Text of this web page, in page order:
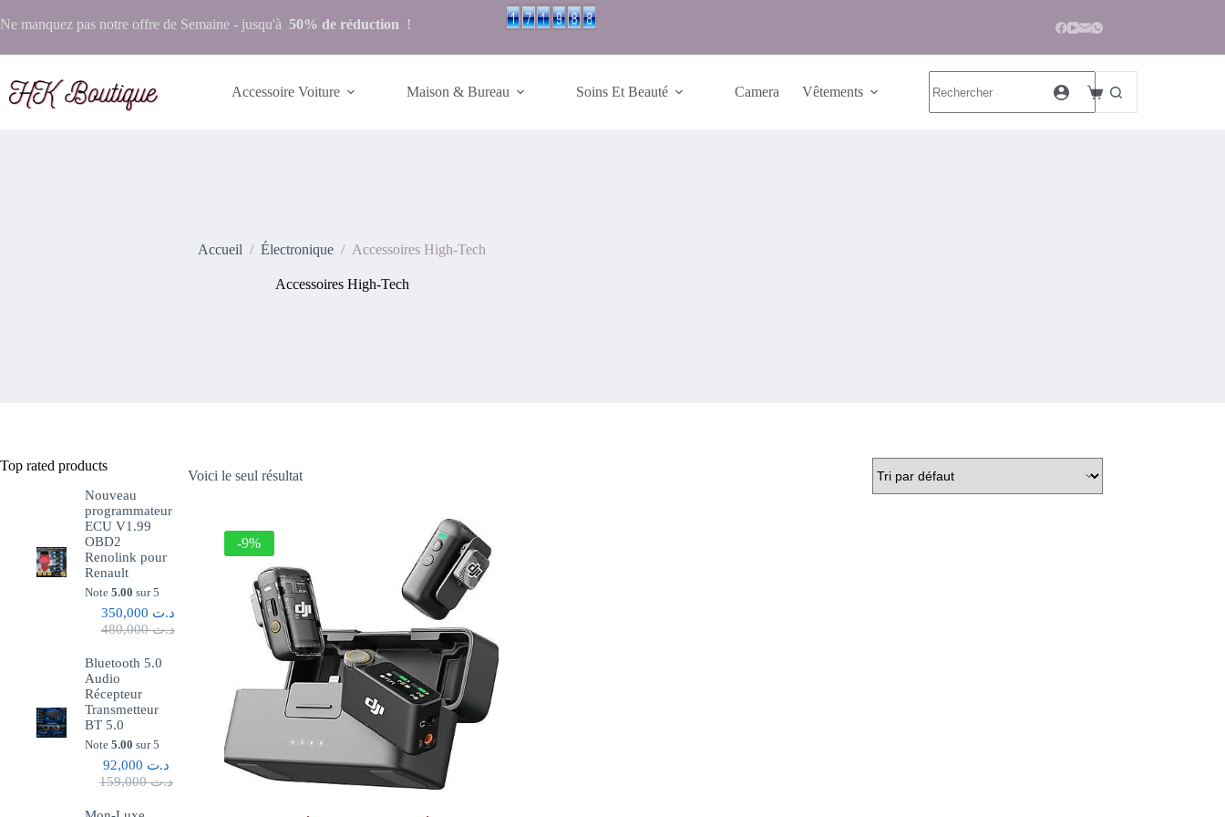
Ne manquez pas notre offre de Semaine - jusqu'à 50% de réduction !
Accessoire Voiture Maison & Bureau Soins Et Beauté Camera Vêtements
Accueil / Électronique / Accessoires High-Tech
Accessoires High-Tech
Voici le seul résultat
-9%
Top rated products
Nouveau
programmateur
ECU V1.99
OBD2
Renolink pour
Renault
Note5.00 sur 5
د.ت480,000
د.ت
Bluetooth 5.0
Audio
Récepteur
Transmetteur
BT 5.0
Note5.00 sur 5
د.ت159,000
د.ت